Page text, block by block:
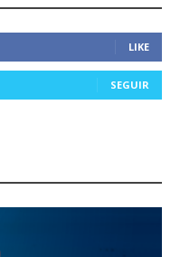
LIKE
SEGUIR